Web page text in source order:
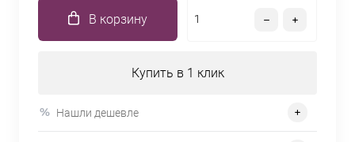
В корзину
Купить в 1 клик
Нашли дешевле